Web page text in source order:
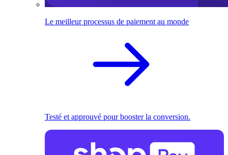
Le meilleur processus de paiement au monde
Testé et approuvé pour booster la conversion.